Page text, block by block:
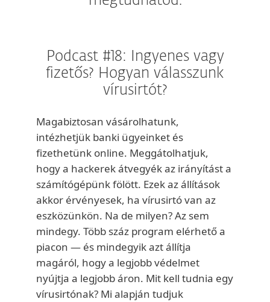
Podcast #18: Ingyenes vagy
fizetős? Hogyan válasszunk
vírusirtót?
Magabiztosan vásárolhatunk,
intézhetjük banki ügyeinket és
fizethetünk online. Meggátolhatjuk,
hogy a hackerek átvegyék az irányítást a
számítógépünk fölött. Ezek az állítások
akkor érvényesek, ha vírusirtó van az
eszközünkön. Na de milyen? Az sem
mindegy. Több száz program elérhető a
piacon — és mindegyik azt állítja
magáról, hogy a legjobb védelmet
nyújtja a legjobb áron. Mit kell tudnia egy
vírusirtónak? Mi alapján tudjuk